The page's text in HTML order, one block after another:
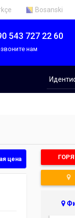
Bosanski
543 727 22 60
нам
объекта
цена